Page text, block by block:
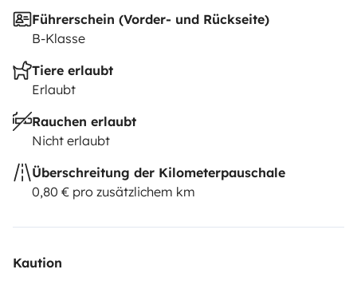
Führerschein (Vorder- und Rückseite)
B-Klasse
Tiere erlaubt
Erlaubt
Rauchen erlaubt
Nicht erlaubt
Überschreitung der Kilometerpauschale
0,80 € pro zusätzlichem km
Kaution